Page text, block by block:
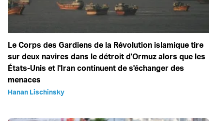
Le Corps des Gardiens de la Révolution islamique tire
sur deux navires dans le détroit d'Ormuz alors que les
États-Unis et l'Iran continuent de s'échanger des
menaces
Hanan Lischinsky